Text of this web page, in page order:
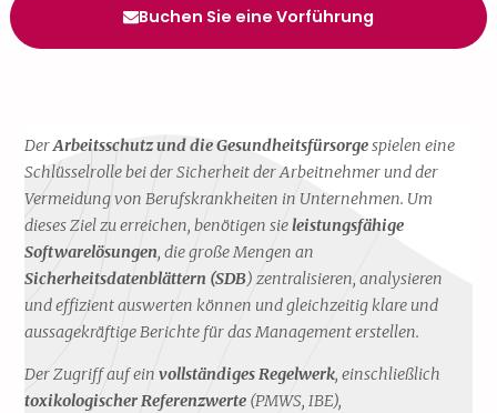
Buchen Sie eine Vorführung
DerArbeitsschutz und die Gesundheitsfürsorgespielen eine
Schlüsselrolle bei der Sicherheit der Arbeitnehmer und der
Vermeidung von Berufskrankheiten in Unternehmen. Um
dieses Ziel zu erreichen, benötigen sieleistungsfähige
Softwarelösungen, die große Mengen an
Sicherheitsdatenblättern (SDB) zentralisieren, analysieren
und effizient auswerten können und gleichzeitig klare und
aussagekräftige Berichte für das Management erstellen.
Der Zugriff auf einvollständiges Regelwerk, einschließlich
toxikologischer Referenzwerte (PMWS, IBE),